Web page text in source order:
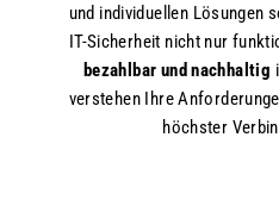
und individuellen Lösungen
IT-Sicherheit nicht nur
bezahlbar und nachhaltig
verstehen Ihre
höchster